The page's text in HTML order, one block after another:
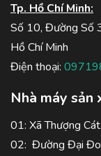
Tp. Hồ Chí Minh:
Số 10, Đường Số
Hồ Chí Minh
Điện thoại:
Nhà máy sản
01: Xã Thượng
02: Đường Đại